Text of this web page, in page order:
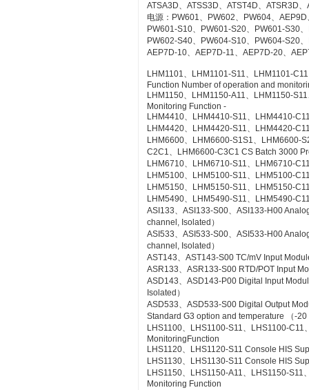
ATSA3D、ATSS3D、ATST4D、ATSR3D
电源：PW601、PW602、PW604、
PW601-S10、PW601-S20、PW601-S30
PW602-S40、PW604-S10、PW604-S20
AEP7D-10、AEP7D-11、AEP7D-20、
LHM1101、LHM1101-S11、LHM1101-
Function Number of operation and
LHM1150、LHM1150-A11、LHM1150-
Monitoring Function -
LHM4410、LHM4410-S11、LHM4410-
LHM4420、LHM4420-S11、LHM4420-
LHM6600、LHM6600-S1S1、LHM6600-
C2C1、LHM6600-C3C1 CS Batch 3000
LHM6710、LHM6710-S11、LHM6710-
LHM5100、LHM5100-S11、LHM5100-
LHM5150、LHM5150-S11、LHM5150-
LHM5490、LHM5490-S11、LHM5490-
ASI133、ASI133-S00、ASI133-H00
channel, Isolated）
ASI533、ASI533-S00、ASI533-H00
channel, Isolated）
AST143、AST143-S00 TC/mV Input
ASR133、ASR133-S00 RTD/POT Input
ASD143、ASD143-P00 Digital Input
Isolated）
ASD533、ASD533-S00 Digital Output
Standard G3 option and temperature （-20
LHS1100、LHS1100-S11、LHS1100-
MonitoringFunction
LHS1120、LHS1120-S11 Console HIS
LHS1130、LHS1130-S11 Console HIS
LHS1150、LHS1150-A11、LHS1150-
Monitoring Function